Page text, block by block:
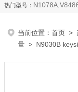
热门型号：
当前位置：首页 >
量 > N9030B